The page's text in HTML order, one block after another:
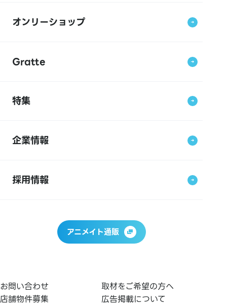
オンリーショップ
Gratte
特集
企業情報
採用情報
アニメイト通販
お問い合わせ
取材をご希望の方へ
店舗物件募集
広告掲載について